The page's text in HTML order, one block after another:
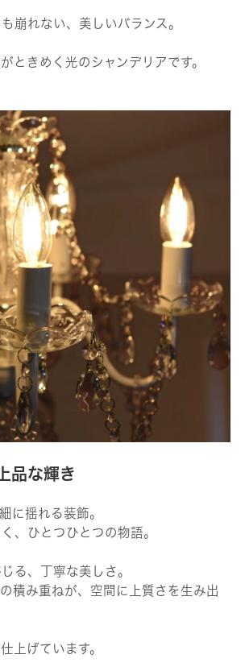
崩れない、美しいバランス。
ときめく光のシャンデリアです。
品な輝き
に揺れる装飾。
、ひとつひとつの物語。
る、丁寧な美しさ。
積み重ねが、空間に上質さを生み出
上げています。